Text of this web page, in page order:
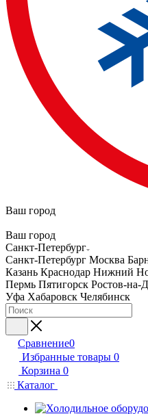
Ваш город
Ваш город
Санкт-Петербург
Санкт-Петербург Москва
Казань Краснодар Нижний
Пермь Пятигорск Ростов-на-
Уфа Хабаровск Челябинск
Сравнение0
Избранные товары 0
Корзина 0
Каталог